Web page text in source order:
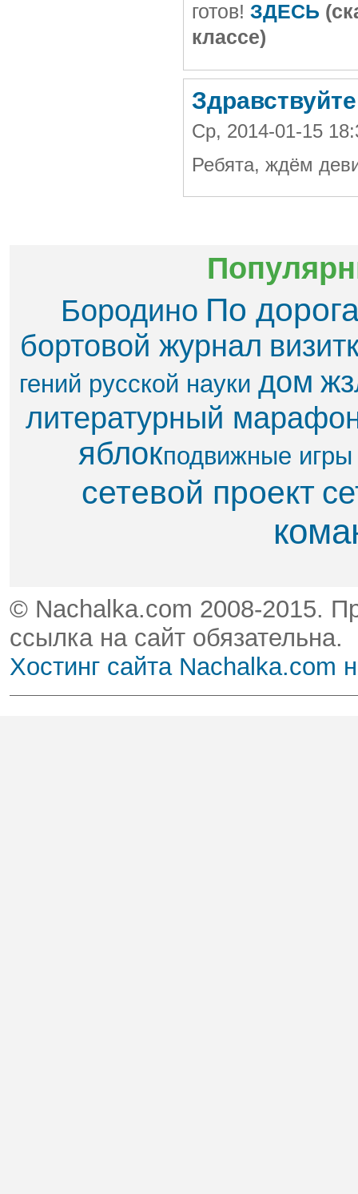
готов! ЗДЕСЬ
классе)
Ср, 2014-01-15
Ребята, ждём
Бородино По
бортовой журнал
гений русской науки дом
литературный
яблок​подвижные игры
сетевой проект
© Nachalka.com 2008-2015.
ссылка на сайт обязательна.
Хостинг сайта Nachalka.com